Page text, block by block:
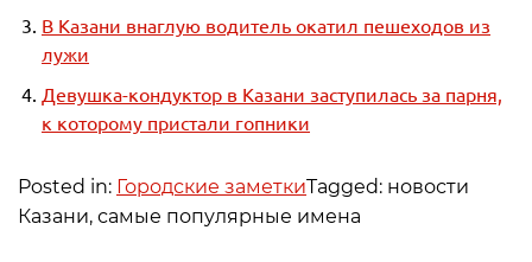
В Казани внаглую водитель окатил пешеходов из
лужи
Девушка-кондуктор в Казани заступилась за парня,
к которому пристали гопники
Posted in: Городские заметкиTagged: новости
Казани, самые популярные имена